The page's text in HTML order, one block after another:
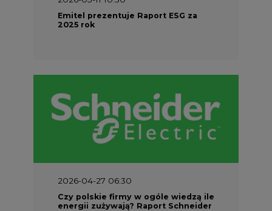
2026-04-27 06:30
Czy polskie firmy w ogóle wiedzą ile
Electric